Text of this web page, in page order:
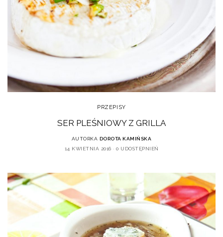
PRZEPISY
SER PLEŚNIOWY Z GRILLA
AUTORKA DOROTA KAMIŃSKA
14 KWIETNIA 2016
0 UDOSTĘPNIEŃ